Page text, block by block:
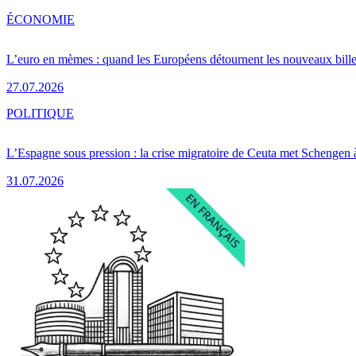
L’euro en mèmes : quand les Européens détournent les nouveaux
27.07.2026
ÉCONOMIE
L’Espagne sous pression : la crise migratoire de Ceuta met Schengen
31.07.2026
POLITIQUE